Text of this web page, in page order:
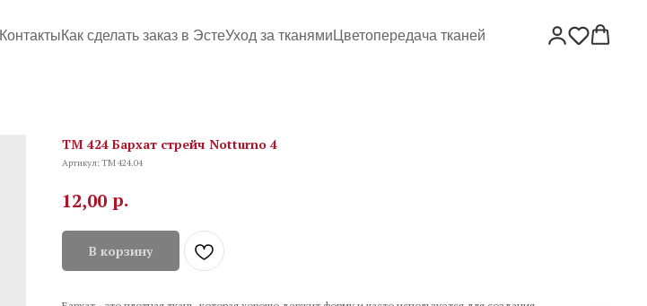
КонтактыКак сделать заказ в ЭстеУход за тканями Цветопередача тканей
TM 424 Бархат стрейч Notturno 4
Артикул:TM 424.04
12,00 р.
В корзину